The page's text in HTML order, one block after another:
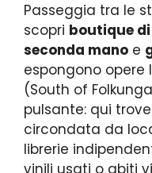
Passeggia tra le
scopri boutique
seconda mano e
espongono opere
(South of
pulsante: qui
circondata da
librerie